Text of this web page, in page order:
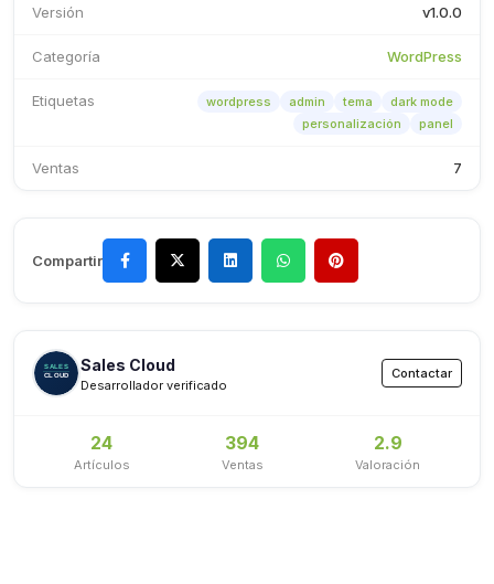
Versión v1.0.0
Categoría WordPress
Etiquetas wordpress admin tema
dark mode
personalización
panel
Ventas 7
Compartir
Sales Cloud
Desarrollador verificado
Contactar
24
Artículos
394
Ventas
2.9
Valoración